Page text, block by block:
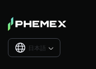
日本語 